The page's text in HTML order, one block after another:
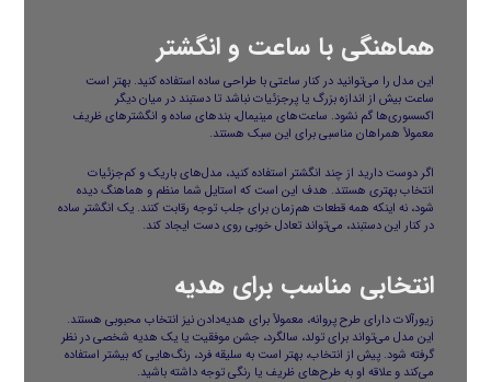
هماهنگی با ساعت و انگشتر
این مدل را می‌توانید در کنار ساعتی با طراحی ساده استفاده کنید. بهتر است
ساعت بیش از اندازه بزرگ یا پرجزئیات نباشد تا دستبند در میان دیگر
اکسسوری‌ها گم نشود. ساعت‌های مینیمال، بندهای ساده و انگشترهای ظریف
معمولاً همراهان مناسبی برای این سبک هستند.
اگر دوست دارید از چند انگشتر استفاده کنید، مدل‌های باریک و کم‌جزئیات
انتخاب بهتری هستند. هدف این است که استایل شما منظم و هماهنگ دیده
شود، نه اینکه همه قطعات هم‌زمان برای جلب توجه رقابت کنند. یک انگشتر ساده
در کنار این دستبند، می‌تواند تعادل خوبی روی دست ایجاد کند.
انتخابی مناسب برای هدیه
زیورآلات دارای طرح پروانه، معمولاً برای هدیه‌دادن نیز انتخاب محبوبی هستند.
این مدل می‌تواند برای تولد، سالگرد، جشن موفقیت یا یک هدیه شخصی در نظر
گرفته شود. پیش از انتخاب، بهتر است به سلیقه فرد، رنگ‌هایی که بیشتر استفاده
می‌کند و علاقه او به طرح‌های ظریف یا رنگی توجه داشته باشید.